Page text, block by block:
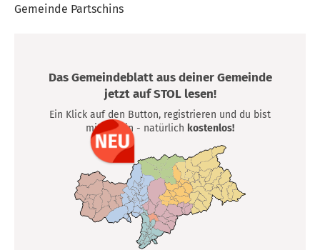
Gemeinde Partschins
Das Gemeindeblatt aus deiner Gemeinde
jetzt auf STOL lesen!
Ein Klick auf den Button, registrieren und du bist
mittendrin - natürlich kostenlos!